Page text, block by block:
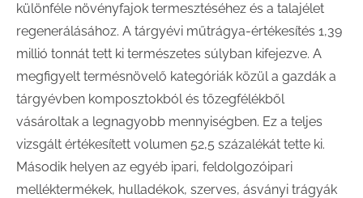
különféle növényfajok termesztéséhez és a talajélet
regenerálásához. A tárgyévi műtrágya-értékesítés 1,39
millió tonnát tett ki természetes súlyban kifejezve. A
megfigyelt termésnövelő kategóriák közül a gazdák a
tárgyévben komposztokból és tőzegfélékből
vásároltak a legnagyobb mennyiségben. Ez a teljes
vizsgált értékesített volumen 52,5 százalékát tette ki.
Második helyen az egyéb ipari, feldolgozóipari
melléktermékek, hulladékok, szerves, ásványi trágyák